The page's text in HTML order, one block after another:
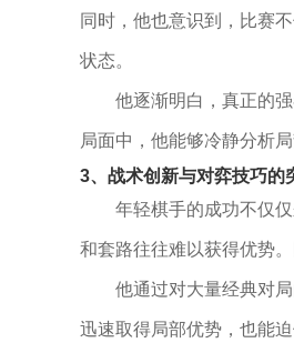
同时，他也意识到，比赛
状态。
他逐渐明白，真正的
局面中，他能够冷静分析
3、战术创新与对弈技巧的
年轻棋手的成功不仅
和套路往往难以获得优势
他通过对大量经典对
迅速取得局部优势，也能